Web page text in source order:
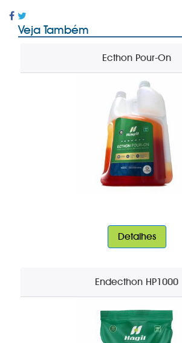
Veja Também
Ecthon Pour-On
Detalhes
Endecthon HP1000